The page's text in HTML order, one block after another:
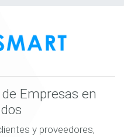
Empresas en
y proveedores,